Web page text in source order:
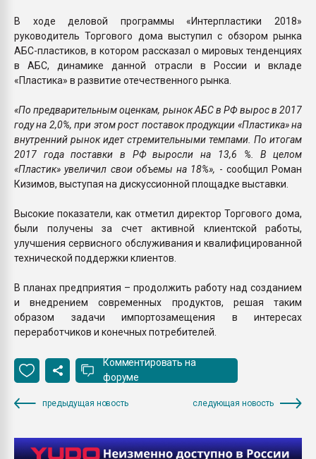
В ходе деловой программы «Интерпластики 2018»
руководитель Торгового дома выступил с обзором рынка
АБС-пластиков, в котором рассказал о мировых тенденциях
в АБС, динамике данной отрасли в России и вкладе
«Пластика» в развитие отечественного рынка.
«По предварительным оценкам, рынок АБС в РФ вырос в 2017
году на 2,0%, при этом рост поставок продукции «Пластика» на
внутренний рынок идет стремительными темпами. По итогам
2017 года поставки в РФ выросли на 13,6 %. В целом
«Пластик» увеличил свои объемы на 18%», - сообщил Роман
Кизимов, выступая на дискуссионной площадке выставки.
Высокие показатели, как отметил директор Торгового дома,
были получены за счет активной клиентской работы,
улучшения сервисного обслуживания и квалифицированной
технической поддержки клиентов.
В планах предприятия – продолжить работу над созданием
и внедрением современных продуктов, решая таким
образом задачи импортозамещения в интересах
переработчиков и конечных потребителей.
Комментировать на
форуме
предыдущая новость следующая новость